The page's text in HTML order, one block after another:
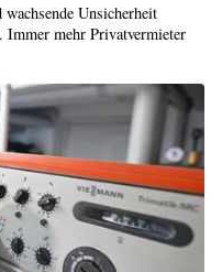
Unsicherheit
Immer mehr Privatvermieter